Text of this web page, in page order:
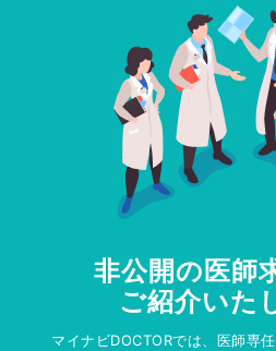
非公開の医師
ご紹介いた
マイナビDOCTORでは、医師専